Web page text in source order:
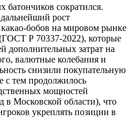
сократился.
рост
бобов на мировом рынке
Р 70337‑2022), которые
дополнительных затрат на
валютные колебания и
снизили покупательную
с тем продолжилось
мощностей
в Московской области), что
укреплять позиции в